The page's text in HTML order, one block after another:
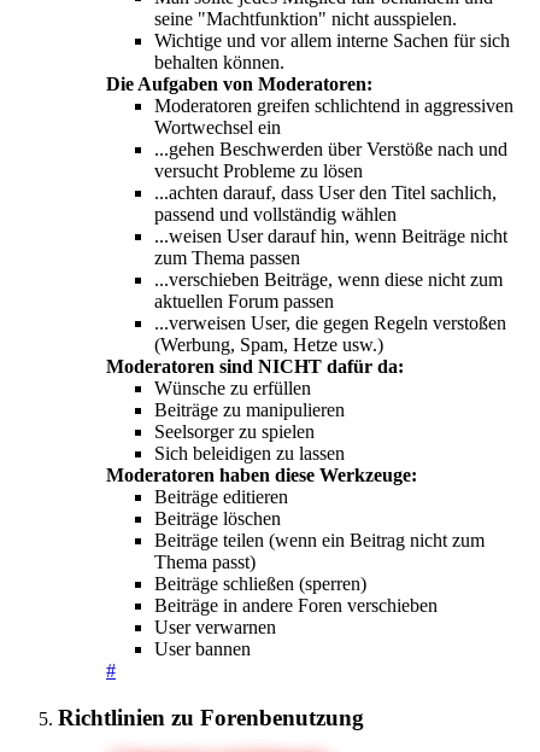
seine "Machtfunktion" nicht ausspielen.
Wichtige und vor allem interne Sachen für sich
behalten können.
Die Aufgaben von Moderatoren:
Moderatoren greifen schlichtend in aggressiven
Wortwechsel ein
...gehen Beschwerden über Verstöße nach und
versucht Probleme zu lösen
...achten darauf, dass User den Titel sachlich,
passend und vollständig wählen
...weisen User darauf hin, wenn Beiträge nicht
zum Thema passen
...verschieben Beiträge, wenn diese nicht zum
aktuellen Forum passen
...verweisen User, die gegen Regeln verstoßen
(Werbung, Spam, Hetze usw.)
Moderatoren sind NICHT dafür da:
Wünsche zu erfüllen
Beiträge zu manipulieren
Seelsorger zu spielen
Sich beleidigen zu lassen
Moderatoren haben diese Werkzeuge:
Beiträge editieren
Beiträge löschen
Beiträge teilen (wenn ein Beitrag nicht zum
Thema passt)
Beiträge schließen (sperren)
Beiträge in andere Foren verschieben
User verwarnen
User bannen
#
Richtlinien zu Forenbenutzung